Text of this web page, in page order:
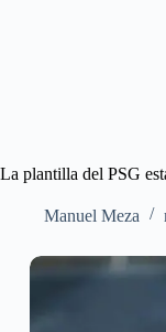
La plantilla del PSG
Manuel Meza